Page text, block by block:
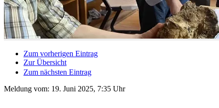
Zum vorherigen Eintrag
Zur Übersicht
Zum nächsten Eintrag
Meldung vom: 19. Juni 2025, 7:35 Uhr